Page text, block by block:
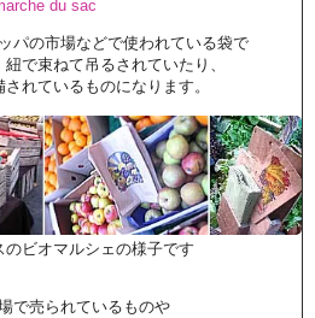
du sac
パの市場などで使われている袋で
で束ねて吊るされていたり、
れているものになります。
のビオマルシェの様子です
で売られているものや